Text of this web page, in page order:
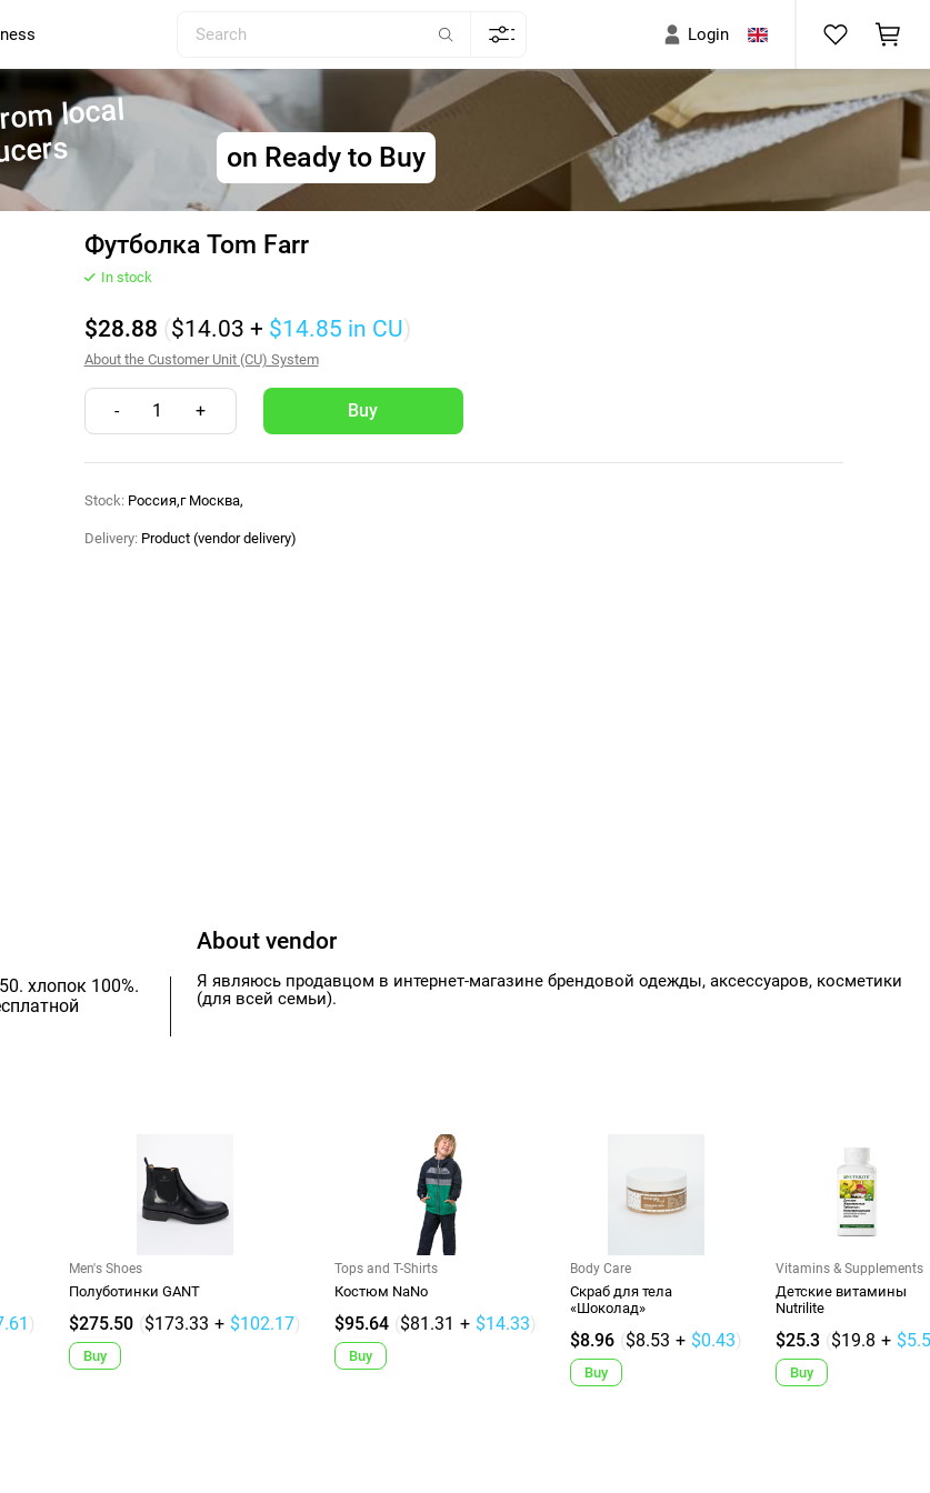
Login
local
on Ready to Buy
Футболка Tom Farr
In stock
$28.88 ($14.03 + $14.85 in CU)
About the Customer Unit (CU) System
- 1 +
Stock: Россия,г Москва,
Delivery: Product (vendor delivery)
хлопок 100%.
About vendor
Я являюсь продавцом в интернет-магазине брендовой одежды, аксессуаров, косметики
(для всей семьи).
)
Men's Shoes
Полуботинки GANT
$275.50 ($173.33 + $102.17)
Buy
Tops and T-Shirts
Костюм NaNo
$95.64 ($81.31 + $14.33)
Buy
Body Care
Скраб для тела
«Шоколад»
$8.96 ($8.53 + $0.43)
Buy
Vitamins & Supplements
Детские витамины
Nutrilite
$25.3 ($19.8 + $5.5
Buy